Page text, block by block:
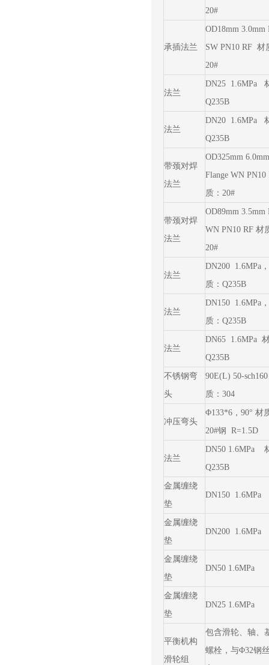
20#
承插法兰
OD18mm 3.0mm
SW PN10 RF 材
20#
法兰
DN25 1.6MPa
Q235B
法兰
DN20 1.6MPa
Q235B
带颈对焊
法兰
OD325mm 6.0mm
Flange WN PN10
质：20#
带颈对焊
法兰
OD89mm 3.5mm
WN PN10 RF 材
20#
法兰
DN200 1.6MPa
质：Q235B
法兰
DN150 1.6MPa
质：Q235B
法兰
DN65 1.6MPa
Q235B
不锈钢弯
头
90E(L) 50-
质：304
冲压弯头
Φ133*6，90° 材
20#钢 R=1.5D
法兰
DN50 1.6MPa
Q235B
金属缠绕
垫
DN150 1.6MPa
金属缠绕
垫
DN200 1.6MPa
金属缠绕
垫
DN50 1.6MPa
金属缠绕
垫
DN25 1.6MPa
平衡机构
滑轮组
包含滑轮、轴、
螺栓，与Φ32钢